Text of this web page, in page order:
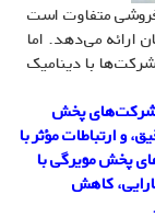
متفاوت است
ارائه می‌دهد. اما
با دینامیک
شرکت‌های پخش
ارتباطات مؤثر با
پخش مویرگی با
کاهش